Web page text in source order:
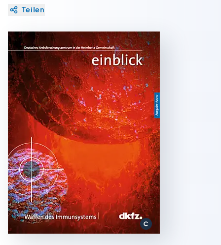
Teilen